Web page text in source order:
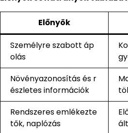
Előnyök
Személyre szabott áp
olás
Növényazonosítás és r
észletes információk
Rendszeres emlékezte
tők, naplózás